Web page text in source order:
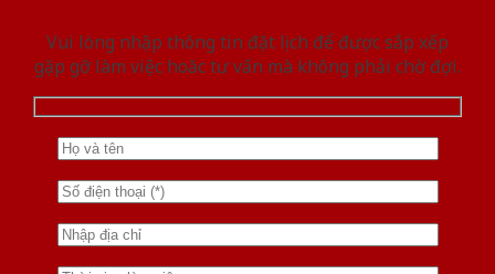
Vui lòng nhập thông tin đặt lịch để được sắp xếp
gặp gỡ làm việc hoăc tư vấn mà không phải chờ đợi.